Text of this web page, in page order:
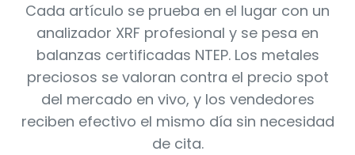
Cada artículo se prueba en el lugar con un
analizador XRF profesional y se pesa en
balanzas certificadas NTEP. Los metales
preciosos se valoran contra el precio spot
del mercado en vivo, y los vendedores
reciben efectivo el mismo día sin necesidad
de cita.